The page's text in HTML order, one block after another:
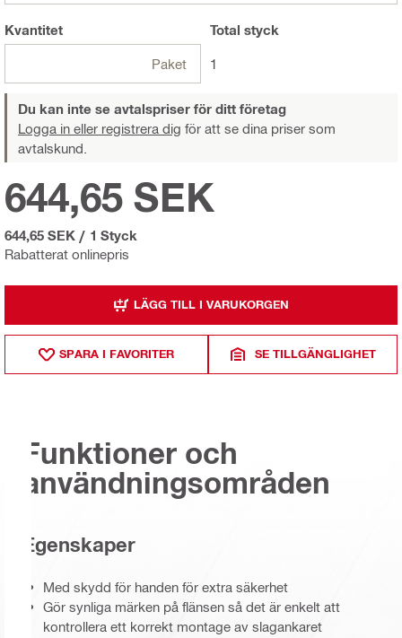
Kvantitet
Paket
Total styck
1
Du kan inte se avtalspriser för ditt företag
Logga in eller registrera dig för att se dina priser som
avtalskund.
Rabatterat onlinepris
644,65 SEK
644,65 SEK / 1 Styck
LÄGG TILL I VARUKORGEN
SPARA I FAVORITER SE TILLGÄNGLIGHET
Funktioner och
användningsområden
Egenskaper
Med skydd för handen för extra säkerhet
Gör synliga märken på flänsen så det är enkelt att
kontrollera ett korrekt montage av slagankaret